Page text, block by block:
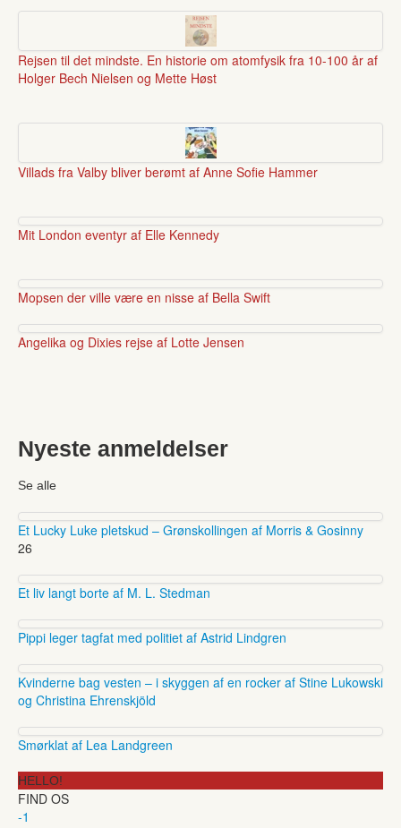
Rejsen til det mindste. En historie om atomfysik fra 10-100 år af
Holger Bech Nielsen og Mette Høst
Villads fra Valby bliver berømt af Anne Sofie Hammer
Mit London eventyr af Elle Kennedy
Mopsen der ville være en nisse af Bella Swift
Angelika og Dixies rejse af Lotte Jensen
Nyeste anmeldelser
Se alle
Et Lucky Luke pletskud – Grønskollingen af Morris & Gosinny
26
Et liv langt borte af M. L. Stedman
Pippi leger tagfat med politiet af Astrid Lindgren
Kvinderne bag vesten – i skyggen af en rocker af Stine Lukowski
og Christina Ehrenskjöld
Smørklat af Lea Landgreen
HELLO!
FIND OS
-1